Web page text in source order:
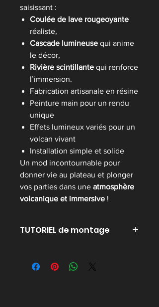
saisissant :
Coulée de lave rougeoyante
réaliste,
Cascade lumineuse qui anime
le décor,
Rivière scintillante qui renforce
l’immersion.
Fabrication artisanale en résine
Peinture main pour un rendu
unique
Effets lumineux variés pour un
volcan vivant
Installation simple et solide
Un mod incontournable pour
donner vie au plateau et plonger
vos parties dans une atmosphère
volcanique et immersive !
TUTORIEL de montage